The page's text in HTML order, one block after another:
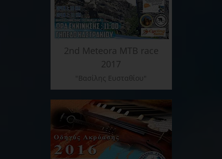
2nd Meteora MTB race
2017
"Βασίλης Ευσταθίου"